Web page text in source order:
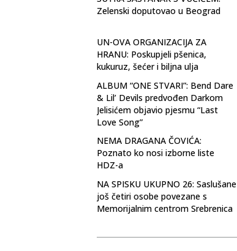
Zelenski doputovao u Beograd
UN-OVA ORGANIZACIJA ZA
HRANU: Poskupjeli pšenica,
kukuruz, šećer i biljna ulja
ALBUM “ONE STVARI”: Bend Dare
& Lil’ Devils predvođen Darkom
Jelisićem objavio pjesmu “Last
Love Song”
NEMA DRAGANA ČOVIĆA:
Poznato ko nosi izborne liste
HDZ-a
NA SPISKU UKUPNO 26: Saslušane
još četiri osobe povezane s
Memorijalnim centrom Srebrenica